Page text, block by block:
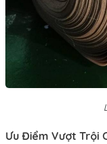
Ưu Điểm Vượt Trội